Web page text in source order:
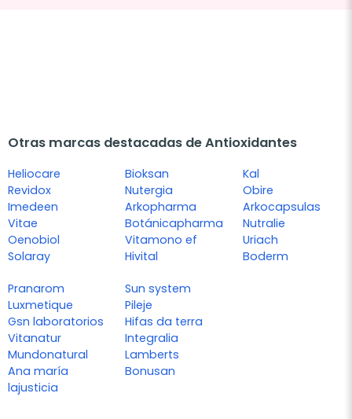
Otras marcas destacadas de Antioxidantes
Heliocare
Revidox
Imedeen
Vitae
Oenobiol
Solaray
Bioksan
Nutergia
Arkopharma
Botánicapharma
Vitamono ef
Hivital
Kal
Obire
Arkocapsulas
Nutralie
Uriach
Boderm
Pranarom
Luxmetique
Gsn laboratorios
Vitanatur
Mundonatural
Ana maría
lajusticia
Sun system
Pileje
Hifas da terra
Integralia
Lamberts
Bonusan